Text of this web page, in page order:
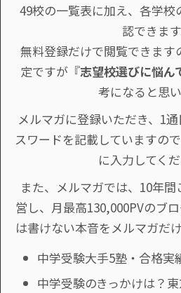
49校の一覧表に加え、各学
認できます
無料登録だけで閲覧できます
定ですが『志望校選びに悩ん
考になると思い
メルマガに登録いただき、1
スワードを記載していますの
に入力してくだ
また、メルマガでは、10年
営し、月最高130,000PVのブ
は書けない本音をメルマガだ
中学受験大手5塾・合格実
中学受験のきっかけは？